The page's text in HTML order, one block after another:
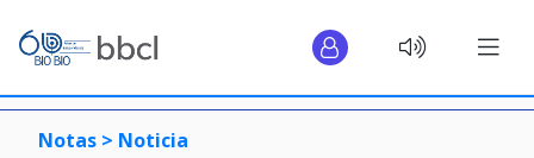
Notas > Noticia